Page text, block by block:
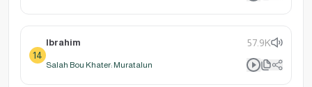
14
Ibrahim 57.9K
Salah Bou Khater: Muratalun